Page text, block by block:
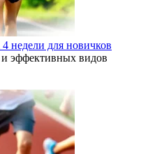
4 недели для новичков
эффективных видов